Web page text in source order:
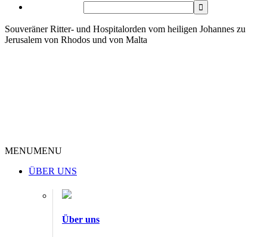
Souveräner Ritter- und Hospitalorden vom heiligen Johannes zu
Jerusalem von Rhodos und von Malta
MENUMENU
ÜBER UNS
Über uns